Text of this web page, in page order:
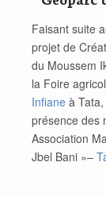
Faisant suite
projet de
du Moussem
la Foire
Infiane à
présence des
Association
Jbel Bani »–